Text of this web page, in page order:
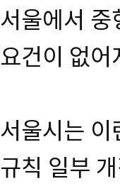
서울에서 중
요건이 없
서울시는 이
규칙 일부